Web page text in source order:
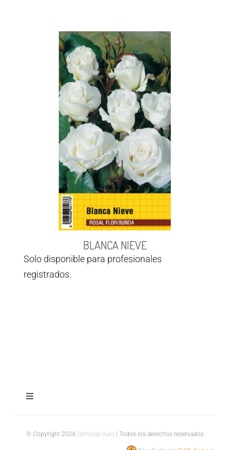
BLANCA NIEVE
Solo disponible para profesionales
registrados.
Toggle
© Copyright 2026 Semillas Iluro | Todos los derechos reservados